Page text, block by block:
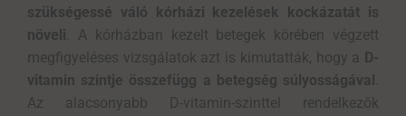
szükségessé váló kórházi kezelések kockázatát is
növeli . A kórházban kezelt betegek körében végzett
megfigyeléses vizsgálatok azt is kimutatták, hogy a D-
vitamin szintje összefügg a betegség súlyosságával
Az alacsonyabb D-vitamin-szinttel rendelkezők